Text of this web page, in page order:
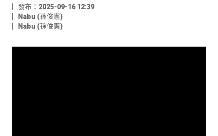
發布：2025-09-16 12:39
Nabu (孫俊憲)
Nabu (孫俊憲)